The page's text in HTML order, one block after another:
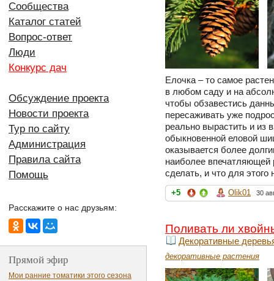
Елочка – то самое
в любом саду и на
чтобы обзавестись
пересаживать уже
реально вырастить и из
обыкновенной еловой
оказывается более
наиболее впечатляющей
сделать, и что для этого
+5 Olik01 30
Поливать ли
Декоративные
декоративные растения
Сообщества
Каталог статей
Вопрос-ответ
Люди
Конкурс дач
Обсуждение проекта
Новости проекта
Тур по сайту
Администрация
Правила сайта
Помощь
Расскажите о нас друзьям:
Прямой эфир
Мои ранние томатики этого сезона